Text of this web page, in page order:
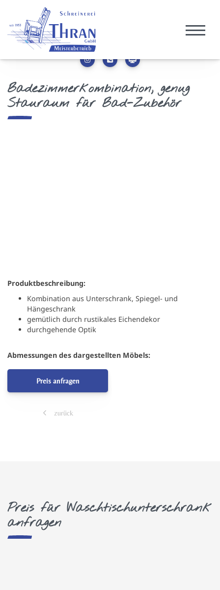
Badezimmerkombination, genug
Stauraum für Bad-Zubehör
Produktbeschreibung:
Kombination aus Unterschrank, Spiegel- und
Hängeschrank
gemütlich durch rustikales Eichendekor
durchgehende Optik
Abmessungen des dargestellten Möbels:
Preis anfragen
zurück
Preis für Waschtischunterschrank
anfragen